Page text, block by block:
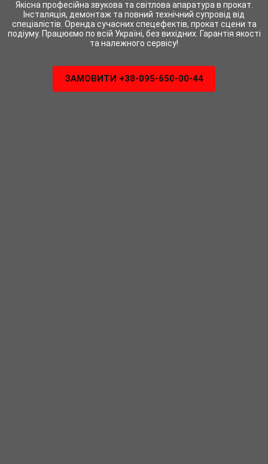
Якісна професійна звукова та світлова апаратура в прокат.
Інсталяція, демонтаж та повний технічний супровід від
спеціалістів. Оренда сучасних спецефектів, прокат сцени та
подіуму. Працюємо по всій Україні, без вихідних. Гарантія якості
та належного сервісу!
ЗАМОВИТИ +38-095-650-00-44